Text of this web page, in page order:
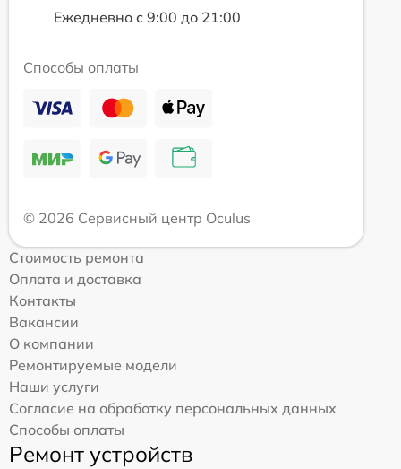
Ежедневно с 9:00 до 21:00
Способы оплаты
© 2026 Сервисный центр Oculus
Стоимость ремонта
Оплата и доставка
Контакты
Вакансии
О компании
Ремонтируемые модели
Наши услуги
Согласие на обработку персональных данных
Способы оплаты
Ремонт устройств